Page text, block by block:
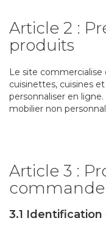
Article 2 :
produits
Le site
cuisinettes, cuisines
personnaliser en
mobilier non
Article 3 :
commande
3.1